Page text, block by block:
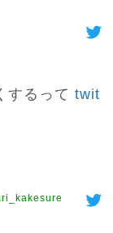
するって twit